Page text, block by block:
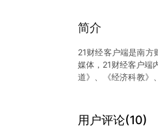
简介
21财经客户端是南方
媒体，21财经客户端
道》、《经济科教》
【聚焦财经热点】
用户评论(10)